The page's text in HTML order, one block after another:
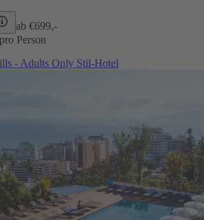
ab €699,-
Person
- Adults Only Stil-Hotel